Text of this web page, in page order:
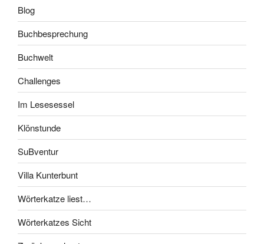
Blog
Buchbesprechung
Buchwelt
Challenges
Im Lesesessel
Klönstunde
SuBventur
Villa Kunterbunt
Wörterkatze liest…
Wörterkatzes Sicht